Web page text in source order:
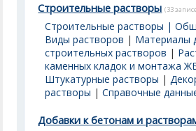
Строительные растворы (33
Строительные растворы |
Виды растворов | Материалы
строительных растворов |
каменных кладок и монтажа
Штукатурные растворы |
растворы |Справочные
Добавки к бетонам и